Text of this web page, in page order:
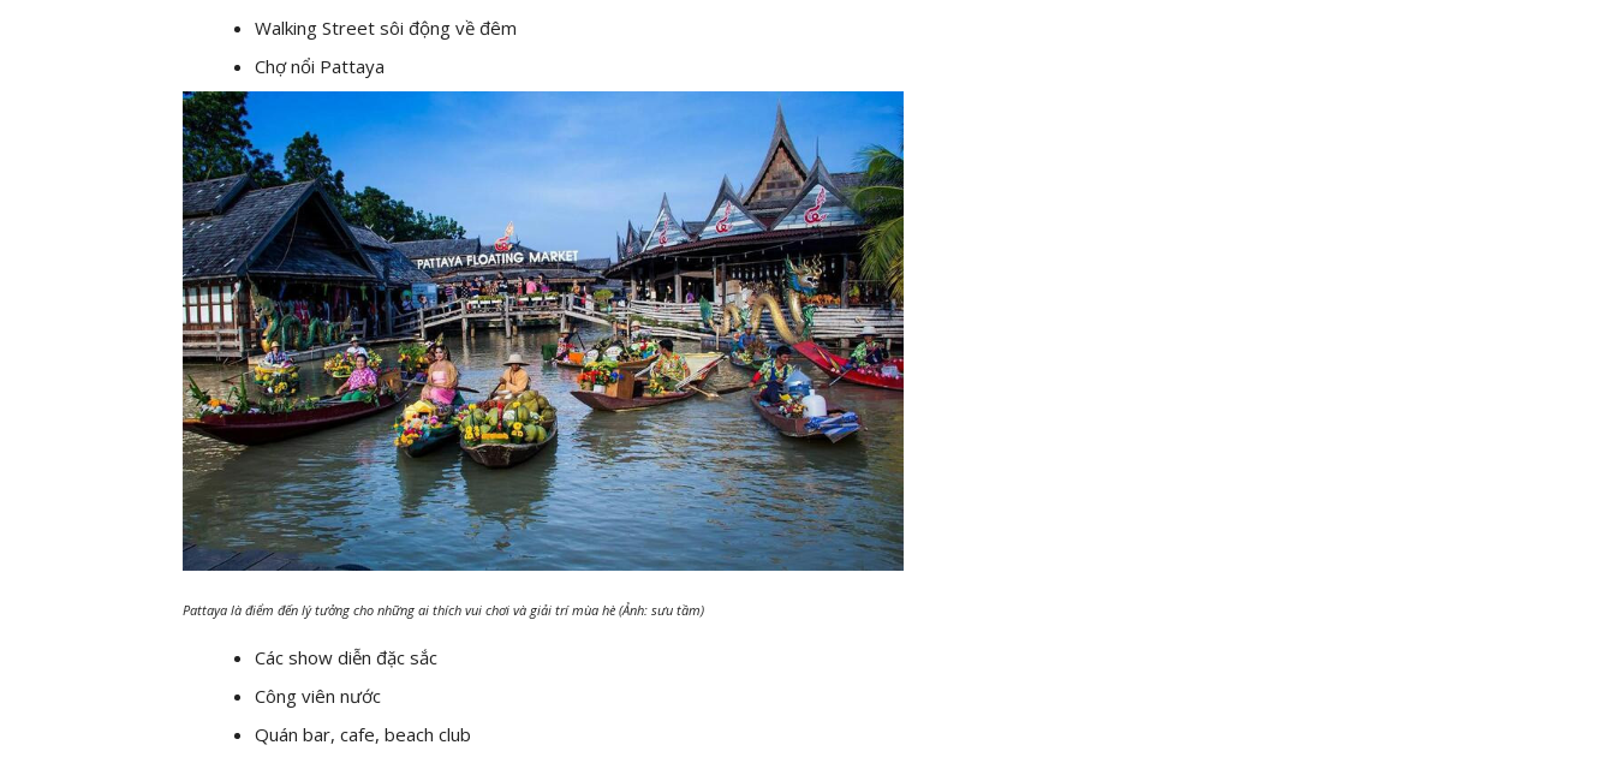
Walking Street sôi động về đêm
Chợ nổi Pattaya
Pattaya là điểm đến lý tưởng cho những ai thích vui chơi và giải trí mùa hè (Ảnh: sưu tầm)
Các show diễn đặc sắc
Công viên nước
Quán bar, cafe, beach club